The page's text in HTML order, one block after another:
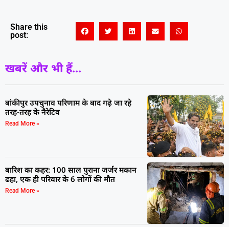
Share this
post:
खबरें और भी हैं...
बांकीपुर उपचुनाव परिणाम के बाद गढ़े जा रहे
तरह-तरह के नैरेटिव
Read More »
बारिश का कहर: 100 साल पुराना जर्जर मकान
ढहा, एक ही परिवार के 6 लोगों की मौत
Read More »